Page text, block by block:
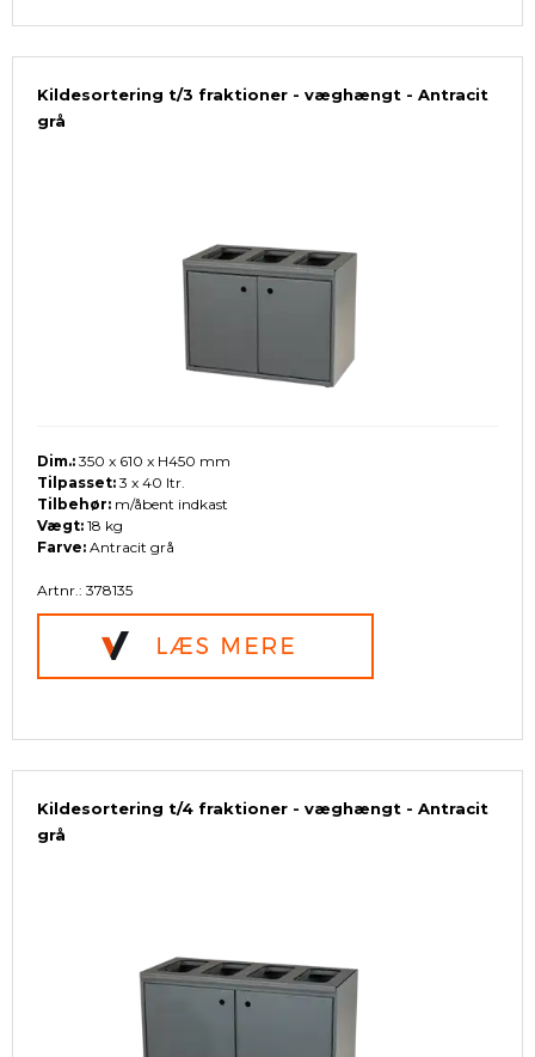
Kildesortering t/3 fraktioner - væghængt - Antracit
grå
Dim.: 350 x 610 x H450 mm
Tilpasset: 3 x 40 ltr.
Tilbehør: m/åbent indkast
Vægt: 18 kg
Farve: Antracit grå
Artnr.: 378135
Kildesortering t/4 fraktioner - væghængt - Antracit
grå